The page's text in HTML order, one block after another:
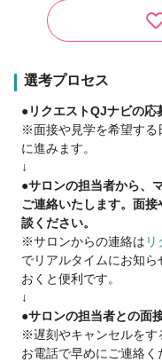
✅さまざまなサロンブ
通いやすい中価格帯サロ
サロンを選べます。
・ワークライフバラン
どちらにも働きやすい環
✅入社後も安心して働け
・定期的な面談でフォ
・サロンでの悩み、働き
人事担当 × 現場統括マネ
Wサポート体制で、い
✅続々サロン展開中！チ
新店ペースは年2～3店舗
店長／統括マネージャー
「その先」のキャリアが
美容師 × 講師 などの掛け
選考プロセス
●リクエストQJナビの応
※面接や見学を希望する
に進みます。
↓
●サロンの担当者から、
ご連絡いたします。面
談ください。
※サロンからの連絡は
でリアルタイムにお知
おくと便利です。
↓
●サロンの担当者との面
※遅刻やキャンセルをす
お電話で早めにご連絡く